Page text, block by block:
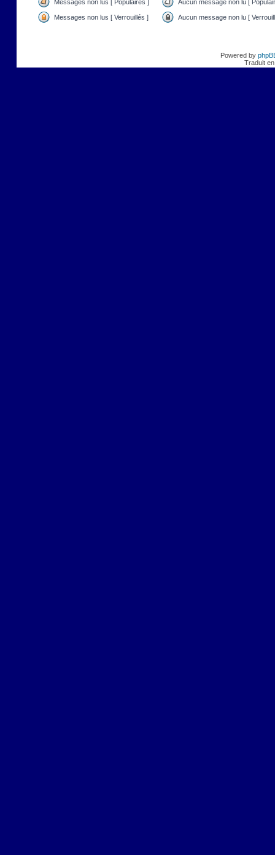
Messages non lus [ Populaires ] Aucun message non lu [
Messages non lus [ Verrouillés ] Aucun message non lu [
Powered by
Traduit